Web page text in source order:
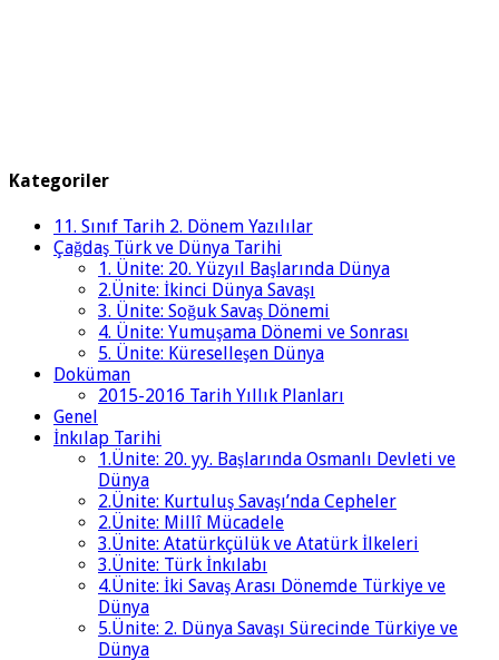
Kategoriler
11. Sınıf Tarih 2. Dönem Yazılılar
Çağdaş Türk ve Dünya Tarihi
1. Ünite: 20. Yüzyıl Başlarında Dünya
2.Ünite: İkinci Dünya Savaşı
3. Ünite: Soğuk Savaş Dönemi
4. Ünite: Yumuşama Dönemi ve Sonrası
5. Ünite: Küreselleşen Dünya
Doküman
2015-2016 Tarih Yıllık Planları
Genel
İnkılap Tarihi
1.Ünite: 20. yy. Başlarında Osmanlı Devleti ve
Dünya
2.Ünite: Kurtuluş Savaşı’nda Cepheler
2.Ünite: Millî Mücadele
3.Ünite: Atatürkçülük ve Atatürk İlkeleri
3.Ünite: Türk İnkılabı
4.Ünite: İki Savaş Arası Dönemde Türkiye ve
Dünya
5.Ünite: 2. Dünya Savaşı Sürecinde Türkiye ve
Dünya